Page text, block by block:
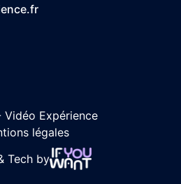
Expérience
légales
Tech by